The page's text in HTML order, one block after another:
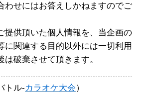
わせにはお答えしかねますのでご
提供頂いた個人情報を、当企画の
に関連する目的以外には一切利用
破棄させて頂きます。
トル-カラオケ大会）